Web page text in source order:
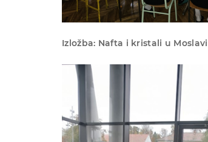
Izložba: Nafta i kristali u